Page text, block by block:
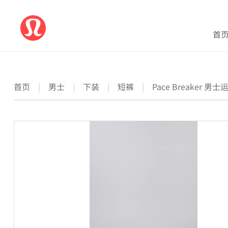
首
首页 | 男士 | 下装 | 短裤 | Pace Breaker 男士